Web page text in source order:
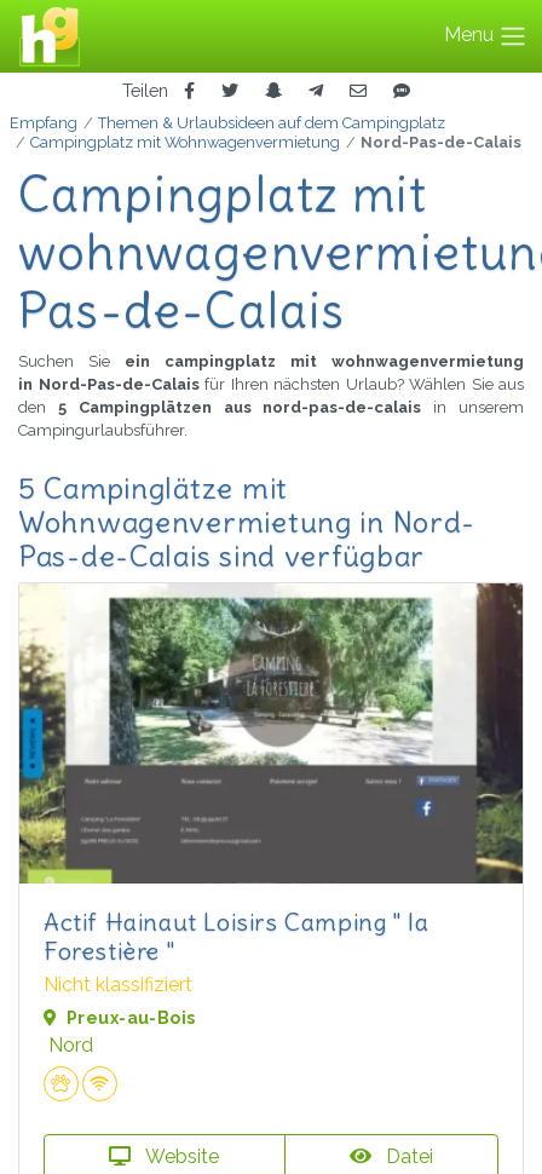
Menu
Teilen
Empfang
Themen & Urlaubsideen auf dem Campingplatz
Campingplatz mit Wohnwagenvermietung
Nord-Pas-de-Calais
Campingplatz mit
Pas-de-Calais
Suchen Sie ein campingplatz mit wohnwagenvermietung
in Nord-Pas-de-Calais für Ihren nächsten Urlaub? Wählen Sie aus
den 5 Campingplätzen aus nord-pas-de-calais in unserem
Campingurlaubsführer.
5 Campinglätze mit
Wohnwagenvermietung in Nord-
Pas-de-Calais sind verfügbar
Actif Hainaut Loisirs Camping " la
Forestière "
Nicht klassifiziert
Preux-au-Bois
Nord
Website Datei